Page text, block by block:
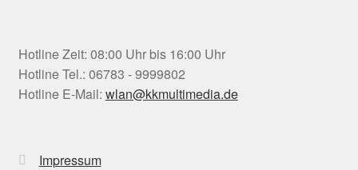
Hotline Zeit: 08:00 Uhr bis 16:00 Uhr
Hotline Tel.: 06783 - 9999802
Hotline E-Mail: wlan@kkmultimedia.de
Impressum